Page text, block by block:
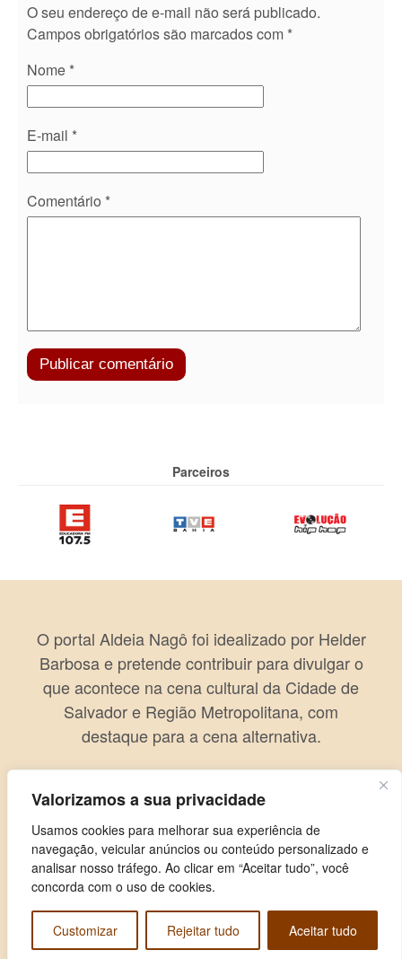
Valorizamos a sua privacidade
Usamos cookies para melhorar sua experiência de
navegação, veicular anúncios ou conteúdo personalizado e
analisar nosso tráfego. Ao clicar em “Aceitar tudo”, você
concorda com o uso de cookies.
Customizar Rejeitar tudo Aceitar tudo
O seu endereço de e-mail não será publicado.
Campos obrigatórios são marcados com *
Nome *
E-mail *
Comentário *
Parceiros
O portal Aldeia Nagô foi idealizado por Helder
Barbosa e pretende contribuir para divulgar o
que acontece na cena cultural da Cidade de
Salvador e Região Metropolitana, com
destaque para a cena alternativa.
Copyright © 2026 Aldeia Nagô. Todos os direitos reservados.